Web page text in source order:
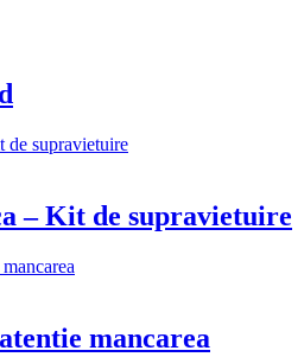
– Kit de supravietuire
mancarea